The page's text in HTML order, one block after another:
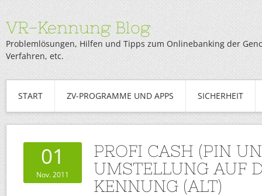
VR-Kennung Blog
Problemlösungen, Hilfen und Tipps zum Onlinebanking der
Verfahren, etc.
START ZV-PROGRAMME UND APPS SICHERHEIT
01
Nov. 2011
PROFI CASH (PIN
UMSTELLUNG AUF
KENNUNG (ALT)